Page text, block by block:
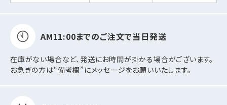
AM11:00までのご注文で当日発送
在庫がない場合など、発送にお時間が掛かる場合がございます。
お急ぎの方は“備考欄”にメッセージをお願いいたします。